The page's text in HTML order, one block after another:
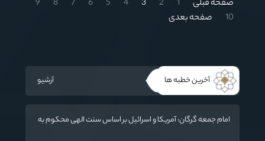
صفحه قبلی 1
2
3
4
5
6
7
8
9
10
صفحه بعدی
آخرین خطبه ها آرشیو
امام جمعه گرگان: آمریکا و اسرائیل بر اساس سنت الهی محکوم به